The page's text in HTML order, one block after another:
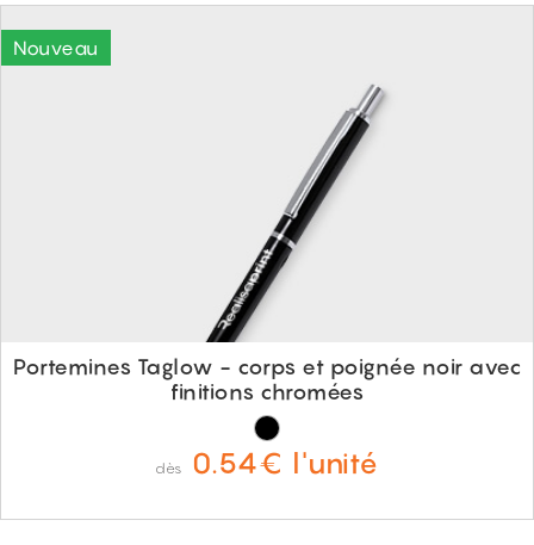
Portemines Taglow - corps et poignée noir avec
finitions chromées
dès 0.54€ l'unité